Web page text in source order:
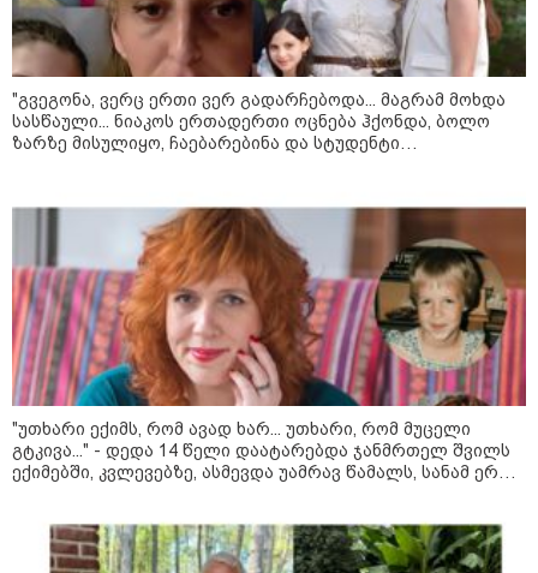
პროკურატურამ 2024 წელს
სამტრედიაში წინასაარჩევნო
ფაქტზე სამ პირს, მათ შორის ნიკა
მელიას თანმხლებ პირებს
ბრალდება წარუდგინა
"გვეგონა, ვერც ერთი ვერ გადარჩებოდა... მაგრამ მოხდა
სასწაული... ნიაკოს ერთადერთი ოცნება ჰქონდა, ბოლო
ზარზე მისულიყო, ჩაებარებინა და სტუდენტი
"უთხარი ექიმს, რომ ავად ხარ... უთხარი, რომ მუცელი
გტკივა..." - დედა 14 წელი დაატარებდა ჯანმრთელ შვილს
ექიმებში, კვლევებზე, ასმევდა უამრავ წამალს, სანამ ერთ